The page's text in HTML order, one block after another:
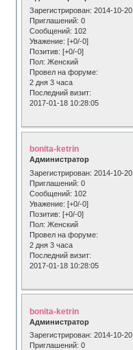
Зарегистрирован: 2014-10-20
Приглашений: 0
Сообщений: 102
Уважение: [+0/-0]
Позитив: [+0/-0]
Пол: Женский
Провел на форуме:
2 дня 3 часа
Последний визит:
2017-01-18 10:28:05
bonita-ketrin
Администратор
Зарегистрирован: 2014-10-20
Приглашений: 0
Сообщений: 102
Уважение: [+0/-0]
Позитив: [+0/-0]
Пол: Женский
Провел на форуме:
2 дня 3 часа
Последний визит:
2017-01-18 10:28:05
bonita-ketrin
Администратор
Зарегистрирован: 2014-10-20
Приглашений: 0